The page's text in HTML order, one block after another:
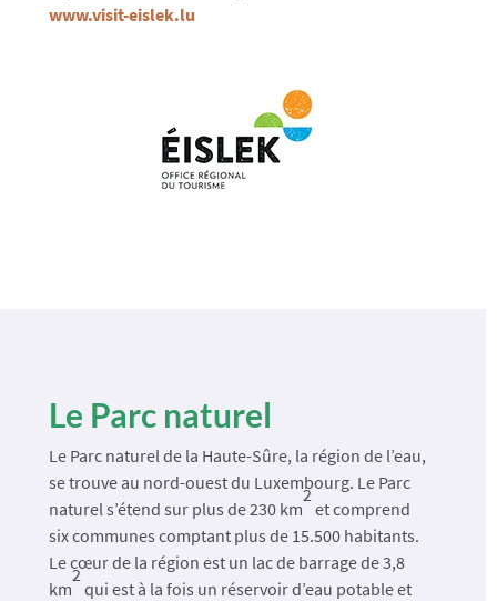
www.visit-eislek.lu
Le Parc naturel
Le Parc naturel de la Haute-Sûre, la région de l’eau,
se trouve au nord-ouest du Luxembourg. Le Parc
naturel s’étend sur plus de 230 km
2
et comprend
six communes comptant plus de 15.500 habitants.
Le cœur de la région est un lac de barrage de 3,8
km
2
qui est à la fois un réservoir d’eau potable et